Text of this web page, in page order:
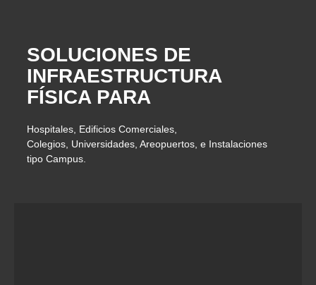
SOLUCIONES DE
INFRAESTRUCTURA
FÍSICA PARA
Hospitales, Edificios Comerciales,
Colegios, Universidades, Areopuertos, e Instalaciones
tipo Campus.